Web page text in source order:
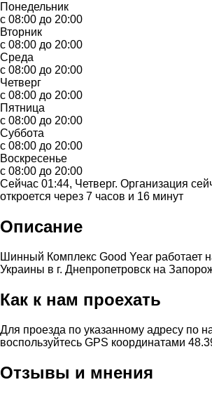
Понедельник
с 08:00 до 20:00
Вторник
с 08:00 до 20:00
Среда
с 08:00 до 20:00
Четверг
с 08:00 до 20:00
Пятница
с 08:00 до 20:00
Суббота
с 08:00 до 20:00
Воскресенье
с 08:00 до 20:00
Сейчас 01:44, Четверг. Организация
откроется через 7 часов и 16 минут
Описание
Шинный Комплекс Good Year работает
Украины в г. Днепропетровск на
Как к нам проехать
Для проезда по указанному адресу по
воспользуйтесь GPS координатами
Отзывы и мнения